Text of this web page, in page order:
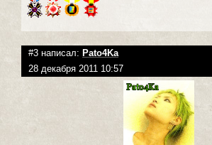
#3 написал: Pato4Ka
28 декабря 2011 10:57